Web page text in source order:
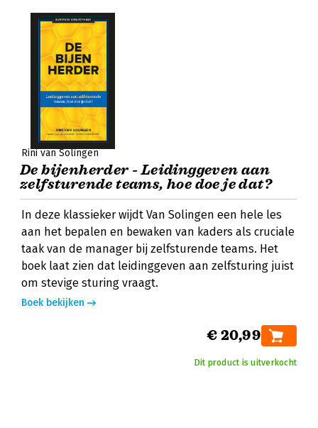
Rini van Solingen
De bijenherder - Leidinggeven aan
zelfsturende teams, hoe doe je dat?
In deze klassieker wijdt Van Solingen een hele les
aan het bepalen en bewaken van kaders als cruciale
taak van de manager bij zelfsturende teams. Het
boek laat zien dat leidinggeven aan zelfsturing juist
om stevige sturing vraagt.
Boek bekijken
€ 20,99
Dit product is uitverkocht